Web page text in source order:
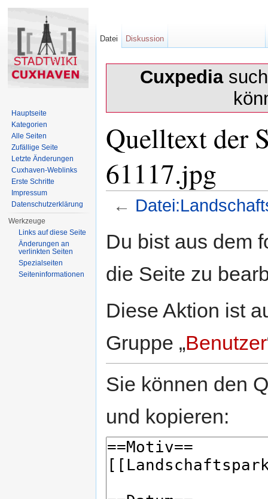
Cuxpedia
Quelltext der
61117.jpg
←
Du bist aus dem
die Seite zu
Diese Aktion ist
Gruppe „Benutzer
Sie können den
und kopieren:
Datei Diskussion
Hauptseite
Kategorien
Alle Seiten
Zufällige Seite
Letzte Änderungen
Cuxhaven-Weblinks
Erste Schritte
Impressum
Datenschutzerklärung
Werkzeuge
Links auf diese Seite
Änderungen an
verlinkten Seiten
Spezialseiten
Seiten­informationen